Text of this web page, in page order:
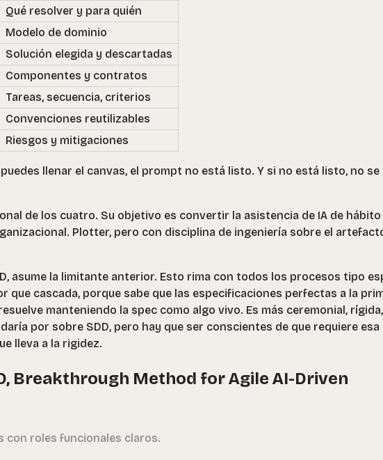
Qué resolver y para quién
Modelo de dominio
Solución elegida y descartadas
Componentes y contratos
Tareas, secuencia, criterios
Convenciones reutilizables
Riesgos y mitigaciones
llenar el canvas, el prompt no está listo. Y si no está listo, no se
de los cuatro. Su objetivo es convertir la asistencia de IA de hábito
Plotter, pero con disciplina de ingeniería sobre el
asume la limitante anterior. Esto rima con todos los procesos tipo
que cascada, porque sabe que las especificaciones perfectas a la
manteniendo la spec como algo vivo. Es más ceremonial, rígida,
por sobre SDD, pero hay que ser conscientes de que requiere esa
lleva a la rigidez.
Breakthrough Method for Agile AI-Driven
con roles funcionales claros.